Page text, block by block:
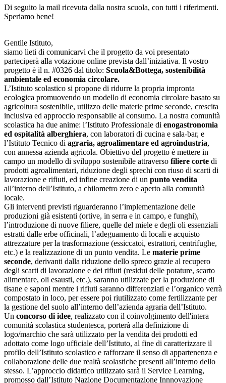
Di seguito la mail ricevuta dalla nostra scuola, con tutti i riferimenti.
Speriamo bene!
Gentile Istituto,
siamo lieti di comunicarvi che il progetto da voi presentato
parteciperà alla votazione online prevista dall’iniziativa. Il vostro
progetto è il n. #0326 dal titolo: Scuola&Bottega, sostenibilità
ambientale ed economia circolare.
L’Istituto scolastico si propone di ridurre la propria impronta
ecologica promuovendo un modello di economia circolare basato su
agricoltura sostenibile, utilizzo delle materie prime seconde, crescita
inclusiva ed approccio responsabile al consumo. La nostra comunità
scolastica ha due anime: l’Istituto Professionale di enogastronomia
ed ospitalità alberghiera, con laboratori di cucina e sala-bar, e
l’Istituto Tecnico di agraria, agroalimentare ed agroindustria,
con annessa azienda agricola. Obiettivo del progetto è mettere in
campo un modello di sviluppo sostenibile attraverso filiere corte di
prodotti agroalimentari, riduzione degli sprechi con riuso di scarti di
lavorazione e rifiuti, ed infine creazione di un punto vendita
all’interno dell’Istituto, a chilometro zero e aperto alla comunità
locale.
Gli interventi previsti riguarderanno l’implementazione delle
produzioni già esistenti (ortive, in serra e in campo, e funghi),
l’introduzione di nuove filiere, quelle del miele e degli oli essenziali
estratti dalle erbe officinali, l’adeguamento di locali e acquisto
attrezzature per la trasformazione (essiccatoi, estrattori, centrifughe,
etc.) e la realizzazione di un punto vendita. Le materie prime
seconde, derivanti dalla riduzione dello spreco grazie al recupero
degli scarti di lavorazione e dei rifiuti (residui delle potature, scarto
alimentare, oli esausti, etc.), saranno utilizzate per la produzione di
tisane e saponi mentre i rifiuti saranno differenziati e l’organico verrà
compostato in loco, per essere poi riutilizzato come fertilizzante per
la gestione del suolo all’interno dell’azienda agraria dell’Istituto.
Un concorso di idee, realizzato con il coinvolgimento dell'intera
comunità scolastica studentesca, porterà alla definizione di
logo/marchio che sarà utilizzato per la vendita dei prodotti ed
adottato come logo ufficiale dell’Istituto, al fine di caratterizzare il
profilo dell’Istituto scolastico e rafforzare il senso di appartenenza e
collaborazione delle due realtà scolastiche presenti all’interno dello
stesso. L’approccio didattico utilizzato sarà il Service Learning,
promosso dall’Istituto Nazione Documentazione Innnovazione